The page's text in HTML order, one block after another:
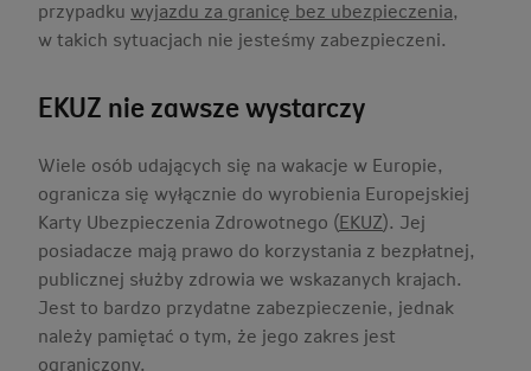
przypadku wyjazdu za granicę bez ubezpieczenia,
w takich sytuacjach nie jesteśmy zabezpieczeni.
EKUZ nie zawsze wystarczy
Wiele osób udających się na wakacje w Europie,
ogranicza się wyłącznie do wyrobienia Europejskiej
Karty Ubezpieczenia Zdrowotnego (EKUZ). Jej
posiadacze mają prawo do korzystania z bezpłatnej,
publicznej służby zdrowia we wskazanych krajach.
Jest to bardzo przydatne zabezpieczenie, jednak
należy pamiętać o tym, że jego zakres jest
ograniczony.